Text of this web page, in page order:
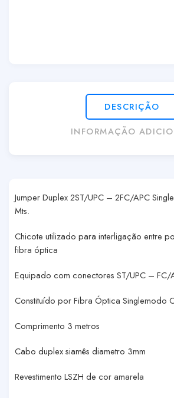
DESCRIÇÃO
INFORMAÇÃO
Jumper Duplex 2ST/UPC – 2FC/APC
Mts.
Chicote utilizado para interligação entre
fibra óptica
Equipado com conectores ST/UPC – FC/
Constituído por Fibra Óptica Singlemodo
Comprimento 3 metros
Cabo duplex siamês diametro 3mm
Revestimento LSZH de cor amarela